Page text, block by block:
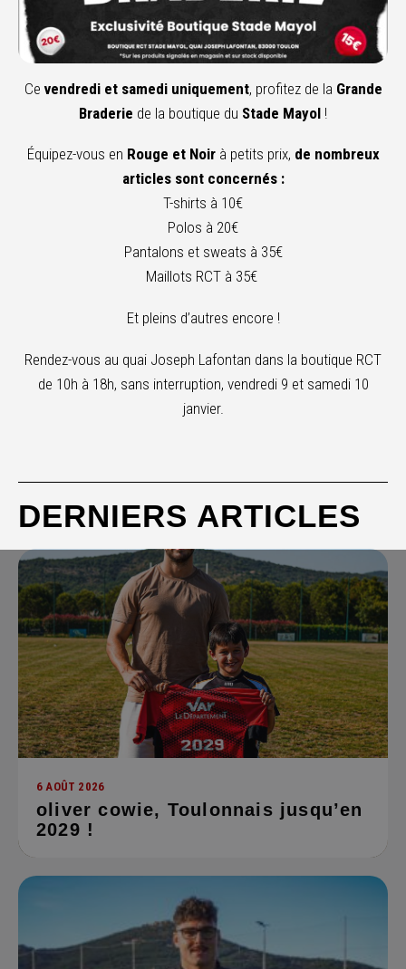
Ce vendredi et samedi uniquement, profitez de la Grande
Braderie de la boutique du Stade Mayol !
Équipez-vous en Rouge et Noirà petits prix, de nombreux
articles sont concernés :
T-shirts à 10€
Polos à 20€
Pantalons et sweats à 35€
Maillots RCT à 35€
Et pleins d’autres encore !
Rendez-vous au quai Joseph Lafontan dans la boutique RCT
de 10h à 18h, sans interruption, vendredi 9 et samedi 10
janvier.
DERNIERS ARTICLES
6 AOÛT 2026
oliver cowie, Toulonnais jusqu’en
2029 !